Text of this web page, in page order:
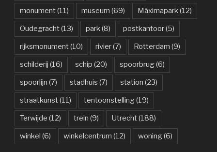
monument(11) museum (69) Máximapark(12)
Oudegracht(13) park(8) postkantoor(5)
rijksmonument(10) rivier(7) Rotterdam (9)
schilderij (16) schip (20) spoorbrug(6)
spoorlijn (7) stadhuis (7) station (23)
straatkunst(11) tentoonstelling(19)
Terwijde (12) trein (9) Utrecht(188)
winkel (6) winkelcentrum (12) woning(6)